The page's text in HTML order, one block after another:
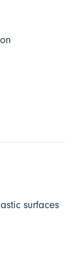
surfaces